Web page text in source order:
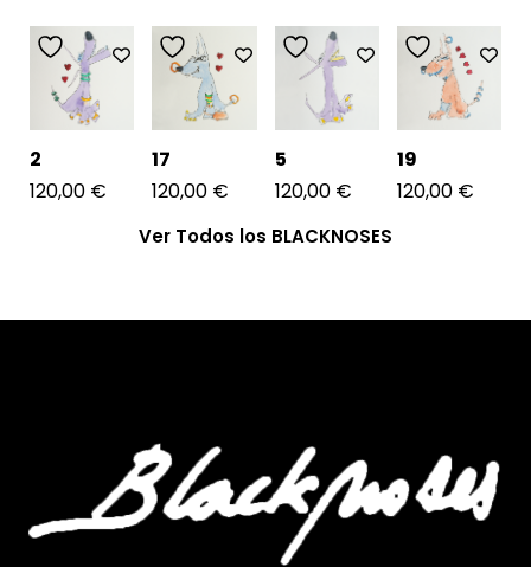
2
120,00 €
17
120,00 €
5
120,00 €
19
120,00 €
Ver Todos los BLACKNOSES